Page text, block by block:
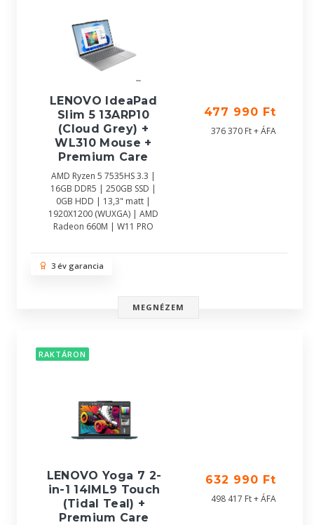
LENOVO IdeaPad
Slim 5 13ARP10
(Cloud Grey) +
WL310 Mouse +
Premium Care
AMD Ryzen 5 7535HS 3.3 |
16GB DDR5 | 250GB SSD |
0GB HDD | 13,3" matt |
1920X1200 (WUXGA) | AMD
Radeon 660M | W11 PRO
477 990 Ft
376 370 Ft + ÁFA
3 év garancia
MEGNÉZEM
RAKTÁRON
LENOVO Yoga 7 2-
in-1 14IML9 Touch
(Tidal Teal) +
Premium Care
632 990 Ft
498 417 Ft + ÁFA